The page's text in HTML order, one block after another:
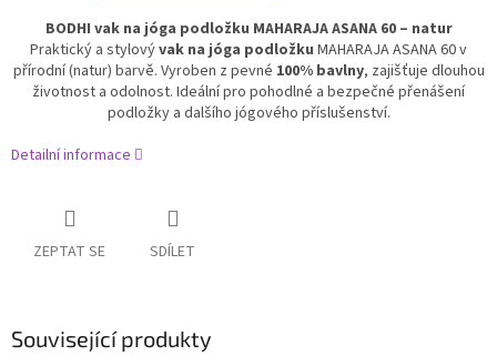
BODHI vak na jóga podložku MAHARAJA ASANA 60 – natur
Praktický a stylovývak na jóga podložku MAHARAJA ASANA 60 v
přírodní (natur) barvě. Vyroben z pevné 100% bavlny, zajišťuje dlouhou
životnost a odolnost. Ideální pro pohodlné a bezpečné přenášení
podložky a dalšího jógového příslušenství.
Detailní informace
ZEPTAT SE SDÍLET
Související produkty